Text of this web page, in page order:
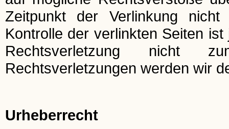
Zeitpunkt der Verlinkung nicht
Kontrolle der verlinkten Seiten
Rechtsverletzung nicht
Rechtsverletzungen werden wir
Urheberrecht